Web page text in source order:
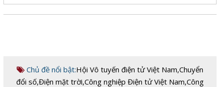
Chủ đề nổi bật:Hội Vô tuyến điện tử Việt Nam,Chuyển
đổi số,Điện mặt trời,Công nghiệp Điện tử Việt Nam,Công